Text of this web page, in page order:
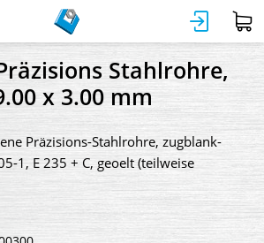
Stahlrohre,
x 3.00 mm
Präzisions-Stahlrohre, zugblank-
1, E 235 + C, geoelt (teilweise